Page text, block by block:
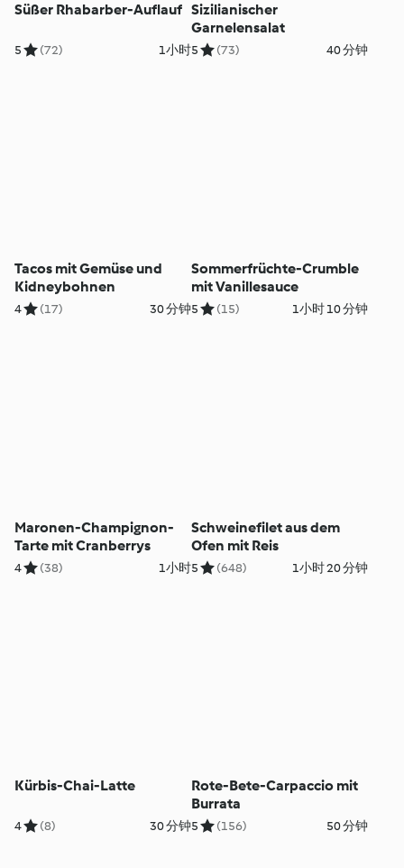
Süßer Rhabarber-Auflauf
5 (72) 1小时
Sizilianischer
Garnelensalat
5 (73) 40 分钟
Tacos mit Gemüse und
Kidneybohnen
4 (17) 30 分钟
Sommerfrüchte-Crumble
mit Vanillesauce
5 (15) 1小时 10 分钟
Maronen-Champignon-
Tarte mit Cranberrys
4 (38) 1小时
Schweinefilet aus dem
Ofen mit Reis
5 (648) 1小时 20 分钟
Kürbis-Chai-Latte
4 (8) 30 分钟
Rote-Bete-Carpaccio mit
Burrata
5 (156) 50 分钟